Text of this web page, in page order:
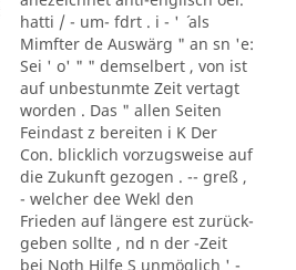
hatti / - um- fdrt . i - ' ´ als
Mimfter de Auswärg " an sn 'e:
Sei ' o' " " demselbert , von ist
auf unbestunmte Zeit vertagt
worden . Das " allen Seiten
Feindast z bereiten i K Der
Con. blicklich vorzugsweise auf
die Zukunft gezogen . -- greß ,
- welcher dee Wekl den
Frieden auf längere est zurück-
geben sollte , nd n der -Zeit
bei Noth Hilfe S unmöglich ' -